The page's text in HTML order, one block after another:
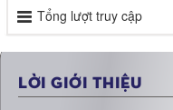
Tổng lượt truy cập
LỜI GIỚI THIỆU